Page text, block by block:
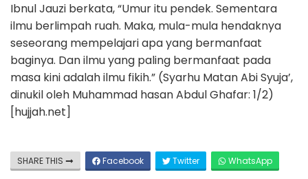
Ibnul Jauzi berkata, “Umur itu pendek. Sementara
ilmu berlimpah ruah. Maka, mula-mula hendaknya
seseorang mempelajari apa yang bermanfaat
baginya. Dan ilmu yang paling bermanfaat pada
masa kini adalah ilmu fikih.” (Syarhu Matan Abi Syuja’,
dinukil oleh Muhammad hasan Abdul Ghafar: 1/2)
[hujjah.net]
SHARE THIS Facebook Twitter WhatsApp